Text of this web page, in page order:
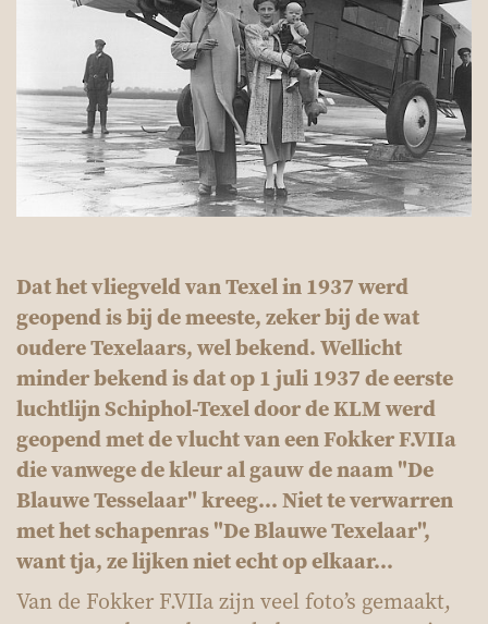
Dat het vliegveld van Texel in 1937 werd
geopend is bij de meeste, zeker bij de wat
oudere Texelaars, wel bekend. Wellicht
minder bekend is dat op 1 juli 1937 de eerste
luchtlijn Schiphol-Texel door de KLM werd
geopend met de vlucht van een Fokker F.VIIa
die vanwege de kleur al gauw de naam "De
Blauwe Tesselaar" kreeg... Niet te verwarren
met het schapenras "De Blauwe Texelaar",
want tja, ze lijken niet echt op elkaar...
Van de Fokker F.VIIa zijn veel foto’s gemaakt,